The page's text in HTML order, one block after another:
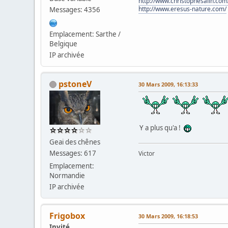
Messages: 4356
Emplacement: Sarthe /
Belgique
IP archivée
http://www.eresus-nature.com/
pstoneV
Geai des chênes
Messages: 617
Emplacement:
Normandie
IP archivée
30 Mars 2009, 16:13:33
Y a plus qu'a !
Victor
Frigobox 30 Mars 2009, 16:18:53